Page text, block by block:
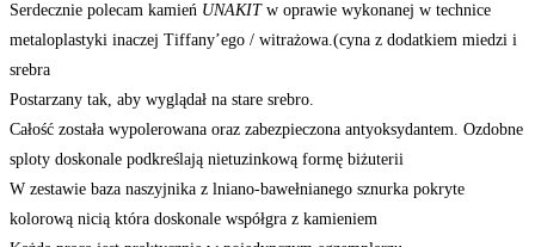
Serdecznie polecam kamień UNAKITw oprawie wykonanej w technice
metaloplastyki inaczej Tiffany’ego / witrażowa.(cyna z dodatkiem miedzi i
srebra
Postarzany tak, aby wyglądał na stare srebro.
Całość została wypolerowana oraz zabezpieczona antyoksydantem. Ozdobne
sploty doskonale podkreślają nietuzinkową formę biżuterii
W zestawie baza naszyjnika z lniano-bawełnianego sznurka pokryte
kolorową nicią która doskonale współgra z kamieniem